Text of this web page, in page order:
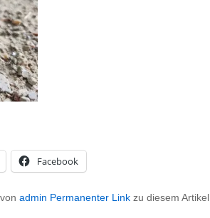
Facebook
von admin Permanenter Link zu diesem Artikel.